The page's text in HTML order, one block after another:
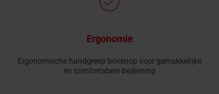
Ergonomie
Ergonomische handgreep bovenop voor gemakkelijke
en comfortabele bediening